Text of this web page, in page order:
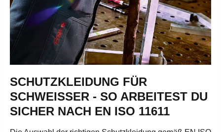
SCHUTZKLEIDUNG FÜR
SCHWEISSER - SO ARBEITEST DU S
ICHER NACH EN ISO 11611